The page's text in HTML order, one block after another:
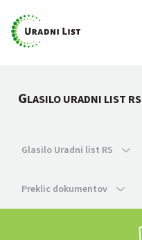
GLASILO URADNI LIST RS
Glasilo Uradni list RS
Preklic dokumentov